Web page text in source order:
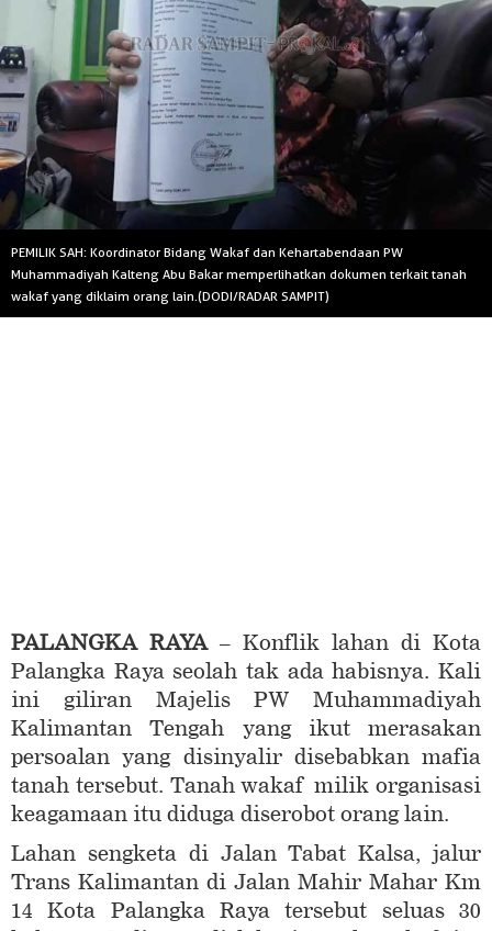
PEMILIK SAH: Koordinator Bidang Wakaf dan Kehartabendaan PW
Muhammadiyah Kalteng Abu Bakar memperlihatkan dokumen terkait tanah
wakaf yang diklaim orang lain.(DODI/RADAR SAMPIT)
PALANGKA RAYA– Konflik lahan di Kota
Palangka Raya seolah tak ada habisnya. Kali
ini giliran Majelis PW Muhammadiyah
Kalimantan Tengah yang ikut merasakan
persoalan yang disinyalir disebabkan mafia
tanah tersebut. Tanah wakaf milik organisasi
keagamaan itu diduga diserobot orang lain.
Lahan sengketa di Jalan Tabat Kalsa, jalur
Trans Kalimantan di Jalan Mahir Mahar Km
14 Kota Palangka Raya tersebut seluas 30